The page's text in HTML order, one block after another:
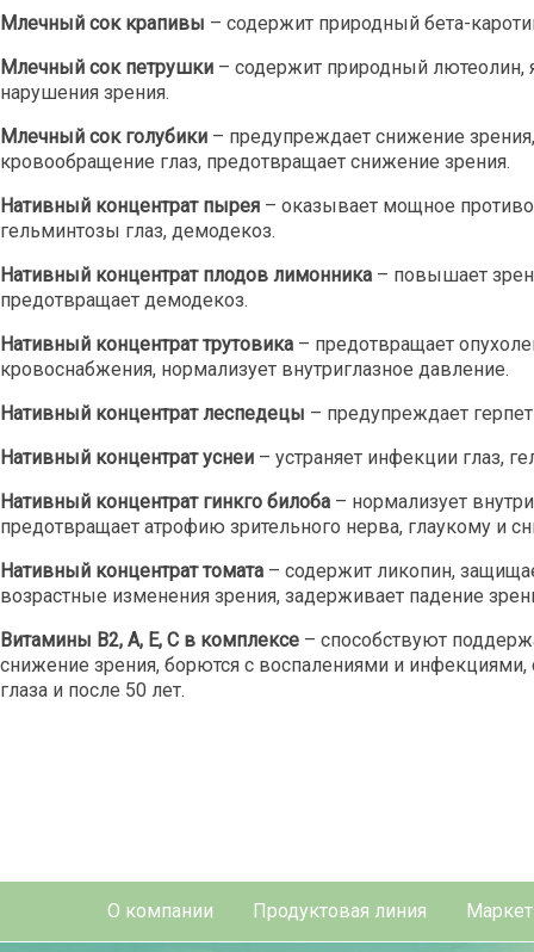
Млечный сок крапивы – содержит природный бета-
Млечный сок петрушки – содержит природный
нарушения зрения.
Млечный сок голубики – предупреждает снижение
кровообращение глаз, предотвращает снижение зрения.
Нативный концентрат пырея – оказывает мощное
гельминтозы глаз, демодекоз.
Нативный концентрат плодов лимонника – повышает
предотвращает демодекоз.
Нативный концентрат трутовика – предотвращает
кровоснабжения, нормализует внутриглазное давление.
Нативный концентрат леспедецы – предупреждает
Нативный концентрат уснеи – устраняет инфекции глаз,
Нативный концентрат гинкго билоба – нормализует
предотвращает атрофию зрительного нерва, глаукому и
Нативный концентрат томата – содержит ликопин,
возрастные изменения зрения, задерживает падение
Витамины В2, А, Е, С в комплексе – способствуют
снижение зрения, борются с воспалениями и
глаза и после 50 лет.
О компании Продуктовая линия